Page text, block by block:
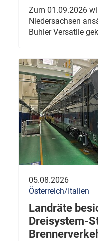
Zum 01.09.2026
Niedersachsen
Buhler Versatile
05.08.2026
Österreich/Italien
Landräte
Dreisystem-